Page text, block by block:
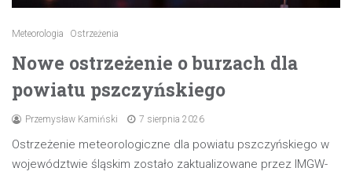
Meteorologia Ostrzeżenia
Nowe ostrzeżenie o burzach dla
powiatu pszczyńskiego
Przemysław Kamiński 7 sierpnia 2026
Ostrzeżenie meteorologiczne dla powiatu pszczyńskiego w
województwie śląskim zostało zaktualizowane przez IMGW-